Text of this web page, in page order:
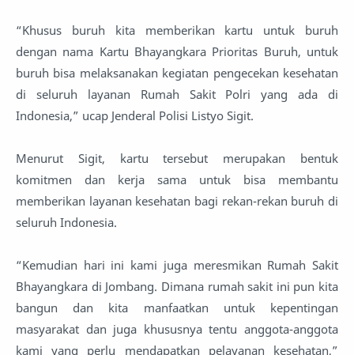
“Khusus buruh kita memberikan kartu untuk buruh
dengan nama Kartu Bhayangkara Prioritas Buruh, untuk
buruh bisa melaksanakan kegiatan pengecekan kesehatan
di seluruh layanan Rumah Sakit Polri yang ada di
Indonesia,” ucap Jenderal Polisi Listyo Sigit.
Menurut Sigit, kartu tersebut merupakan bentuk
komitmen dan kerja sama untuk bisa membantu
memberikan layanan kesehatan bagi rekan-rekan buruh di
seluruh Indonesia.
“Kemudian hari ini kami juga meresmikan Rumah Sakit
Bhayangkara di Jombang. Dimana rumah sakit ini pun kita
bangun dan kita manfaatkan untuk kepentingan
masyarakat dan juga khususnya tentu anggota-anggota
kami yang perlu mendapatkan pelayanan kesehatan,”